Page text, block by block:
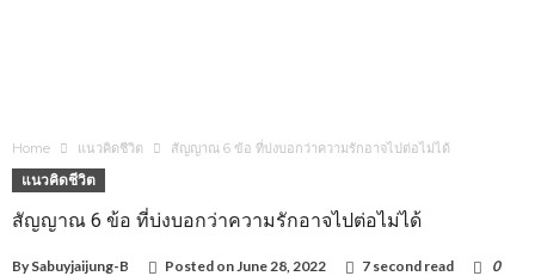
Home แนวคิดชีวิต สัญญาณ 6 ข้อ ที่บ่งบอกว่าความรักอาจไปต่อไม่ได้
แนวคิดชีวิต
สัญญาณ 6 ข้อ ที่บ่งบอกว่าความรักอาจไปต่อไม่ได้
By Sabuyjaijung-B Posted onJune 28, 2022 7 second read
0